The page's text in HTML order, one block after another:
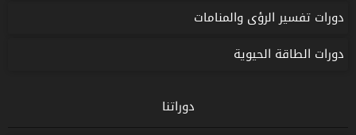
دورات تفسير الرؤى والمنامات
دورات الطاقة الحيوية
دوراتنا